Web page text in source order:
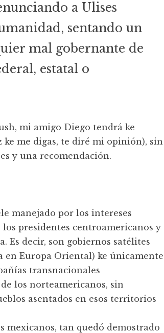
a Ulises
sentando un
mal gobernante de
estatal o
mi amigo Diego tendrá ke
me digas, te diré mi opinión), sin
y una recomendación.
manejado por los intereses
presidentes centroamericanos y
Es decir, son gobiernos satélites
en Europa Oriental) ke únicamente
transnacionales
los norteamericanos, sin
asentados en esos territorios
mexicanos, tan quedó demostrado